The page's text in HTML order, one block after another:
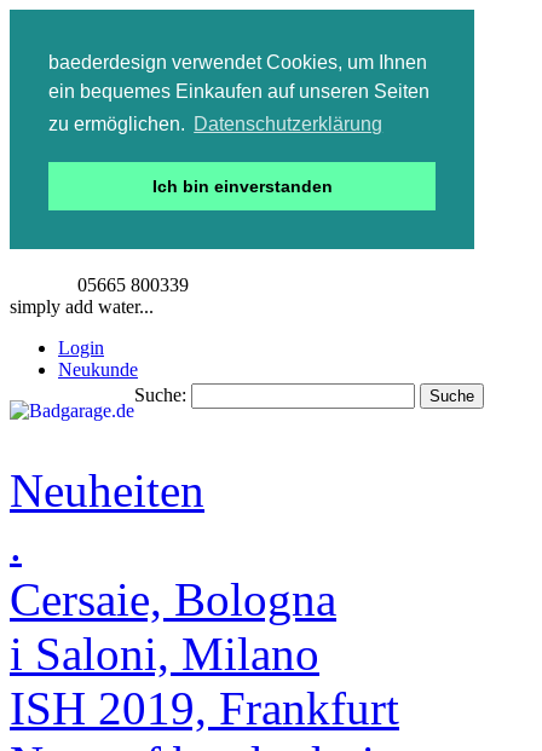
baederdesign verwendet Cookies, um Ihnen
ein bequemes Einkaufen auf unseren Seiten
zu ermöglichen. Datenschutzerklärung
Ich bin einverstanden
05665 800339
simply add water...
Login
Neukunde
Suche:
Suche
Neuheiten
.
Cersaie, Bologna
i Saloni, Milano
ISH 2019, Frankfurt